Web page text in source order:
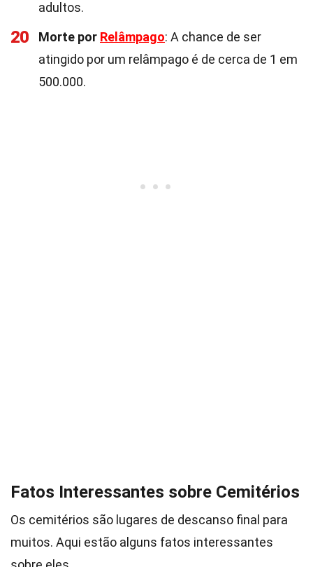
adultos.
20 Morte por Relâmpago: A chance de ser
atingido por um relâmpago é de cerca de 1 em
500.000.
Fatos Interessantes sobre Cemitérios
Os cemitérios são lugares de descanso final para
muitos. Aqui estão alguns fatos interessantes